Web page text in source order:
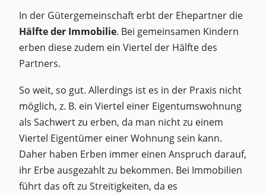
In der Gütergemeinschaft erbt der Ehepartner die
Hälfte der Immobilie. Bei gemeinsamen Kindern
erben diese zudem ein Viertel der Hälfte des
Partners.
So weit, so gut. Allerdings ist es in der Praxis nicht
möglich, z. B. ein Viertel einer Eigentumswohnung
als Sachwert zu erben, da man nicht zu einem
Viertel Eigentümer einer Wohnung sein kann.
Daher haben Erben immer einen Anspruch darauf,
ihr Erbe ausgezahlt zu bekommen. Bei Immobilien
führt das oft zu Streitigkeiten, da es